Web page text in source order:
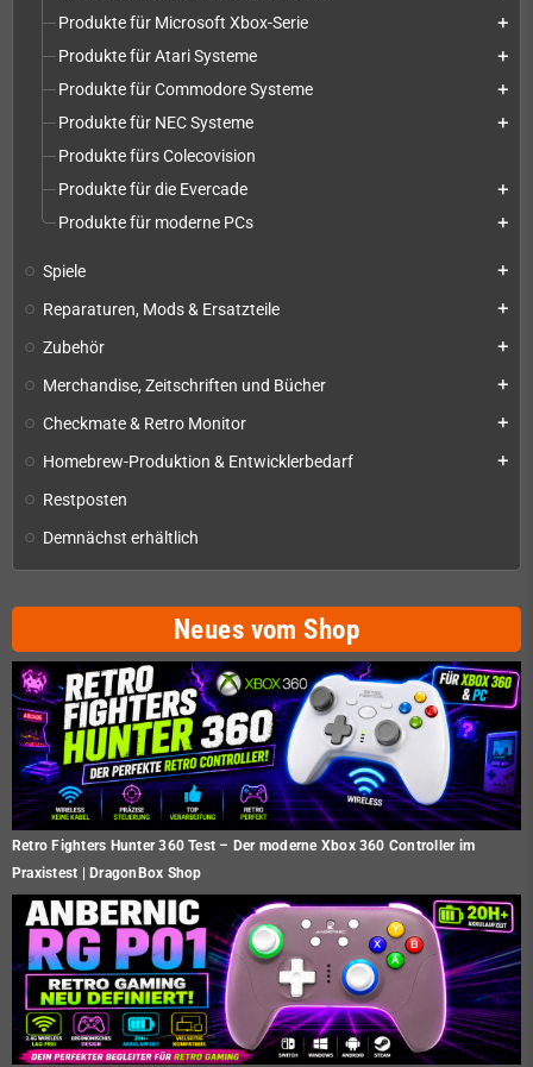
Produkte für Microsoft Xbox-Serie add
Produkte für Atari Systeme add
Produkte für Commodore Systeme add
Produkte für NEC Systeme add
Produkte fürs Colecovision
Produkte für die Evercade
add
Produkte für moderne PCs add
Spiele add
Reparaturen, Mods & Ersatzteile add
Zubehör add
Merchandise, Zeitschriften und Bücher add
Checkmate & Retro Monitor add
Homebrew-Produktion & Entwicklerbedarf add
Restposten
Demnächst erhältlich
Neues vom Shop
Retro Fighters Hunter 360 Test – Der moderne Xbox 360 Controller im
Praxistest | DragonBox Shop